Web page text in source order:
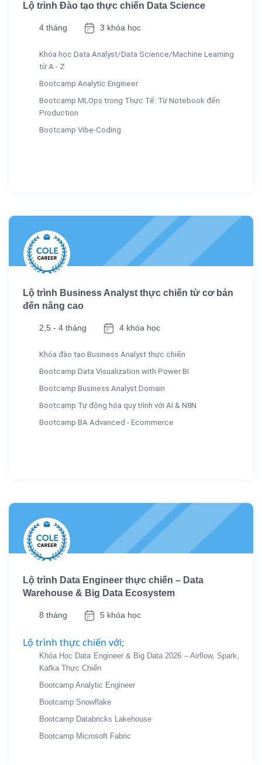
Lộ trình Đào tạo thực chiến Data Science
4 tháng 3 khóa học
Khóa học Data Analyst/Data Science/Machine Learning
từ A - Z
Bootcamp Analytic Engineer
Bootcamp MLOps trong Thực Tế: Từ Notebook đến
Production
Bootcamp Vibe-Coding
Lộ trình Business Analyst thực chiến từ cơ bản
đến nâng cao
2,5 - 4 tháng 4 khóa học
Khóa đào tạo Business Analyst thực chiến
Bootcamp Data Visualization with Power BI
Bootcamp Business Analyst Domain
Bootcamp Tự động hóa quy trình với AI & N8N
Bootcamp BA Advanced - Ecommerce
Lộ trình Data Engineer thực chiến – Data
Warehouse & Big Data Ecosystem
8 tháng 5 khóa học
Lộ trình thực chiến với;
Khóa Học Data Engineer & Big Data 2026 – Airflow, Spark,
Kafka Thực Chiến
Bootcamp Analytic Engineer
Bootcamp Snowflake
Bootcamp Databricks Lakehouse
Bootcamp Microsoft Fabric